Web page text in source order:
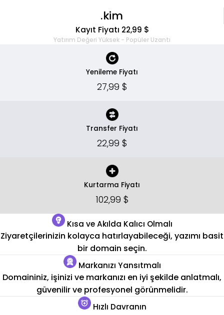
.kim
Kayıt Fiyatı 22,99 $
Yatırım Değeri Yüksek - Popüler Uzantı
Yenileme Fiyatı
27,99 $
Transfer Fiyatı
22,99 $
Kurtarma Fiyatı
102,99 $
Kısa ve Akılda Kalıcı Olmalı
Ziyaretçilerinizin kolayca hatırlayabileceği, yazımı basit
bir domain seçin.
Markanızı Yansıtmalı
Domaininiz, işinizi ve markanızı en iyi şekilde anlatmalı,
güvenilir ve profesyonel görünmelidir.
Hızlı Davranın